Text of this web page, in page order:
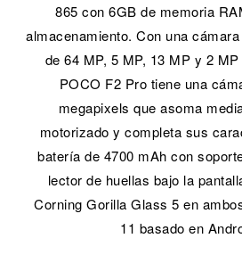
865 con 6GB de memoria
almacenamiento. Con una
de 64 MP, 5 MP, 13 MP y 2
POCO F2 Pro tiene una
megapixels que asoma
motorizado y completa sus
batería de 4700 mAh con
lector de huellas bajo la
Corning Gorilla Glass 5 en
11 basado en